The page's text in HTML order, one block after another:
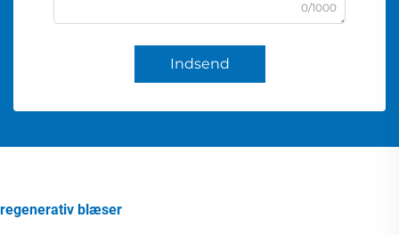
0/1000
Indsend
regenerativ blæser